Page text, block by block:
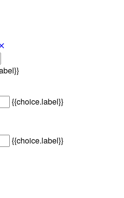
{{choice.label}}
{{choice.label}}